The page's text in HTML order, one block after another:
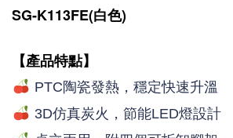
SG-K113FE(白色)
【產品特點】
PTC陶瓷發熱，穩定快速升溫
3D仿真炭火，節能LED燈設計